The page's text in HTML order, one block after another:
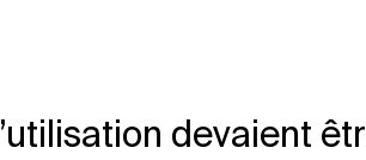
devaient